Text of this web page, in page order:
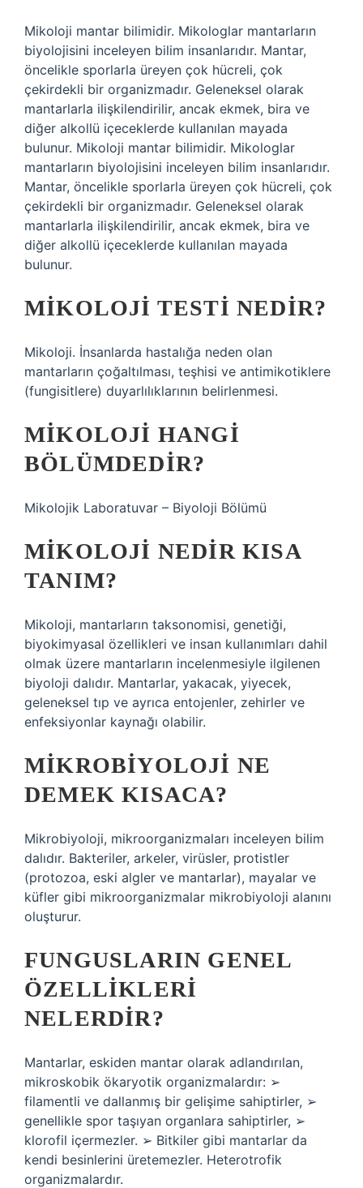
Mikoloji mantar bilimidir. Mikologlar mantarların
biyolojisini inceleyen bilim insanlarıdır. Mantar,
öncelikle sporlarla üreyen çok hücreli, çok
çekirdekli bir organizmadır. Geleneksel olarak
mantarlarla ilişkilendirilir, ancak ekmek, bira ve
diğer alkollü içeceklerde kullanılan mayada
bulunur. Mikoloji mantar bilimidir. Mikologlar
mantarların biyolojisini inceleyen bilim insanlarıdır.
Mantar, öncelikle sporlarla üreyen çok hücreli, çok
çekirdekli bir organizmadır. Geleneksel olarak
mantarlarla ilişkilendirilir, ancak ekmek, bira ve
diğer alkollü içeceklerde kullanılan mayada
bulunur.
MIKOLOJI TESTI NEDIR?
Mikoloji. İnsanlarda hastalığa neden olan
mantarların çoğaltılması, teşhisi ve antimikotiklere
(fungisitlere) duyarlılıklarının belirlenmesi.
MIKOLOJI HANGI
BÖLÜMDEDIR?
Mikolojik Laboratuvar – Biyoloji Bölümü
MIKOLOJI NEDIR KISA
TANIM?
Mikoloji, mantarların taksonomisi, genetiği,
biyokimyasal özellikleri ve insan kullanımları dahil
olmak üzere mantarların incelenmesiyle ilgilenen
biyoloji dalıdır. Mantarlar, yakacak, yiyecek,
geleneksel tıp ve ayrıca entojenler, zehirler ve
enfeksiyonlar kaynağı olabilir.
MIKROBIYOLOJI NE
DEMEK KISACA?
Mikrobiyoloji, mikroorganizmaları inceleyen bilim
dalıdır. Bakteriler, arkeler, virüsler, protistler
(protozoa, eski algler ve mantarlar), mayalar ve
küfler gibi mikroorganizmalar mikrobiyoloji alanını
oluşturur.
FUNGUSLARIN GENEL
ÖZELLIKLERI
NELERDIR?
Mantarlar, eskiden mantar olarak adlandırılan,
mikroskobik ökaryotik organizmalardır: ➢
filamentli ve dallanmış bir gelişime sahiptirler, ➢
genellikle spor taşıyan organlara sahiptirler, ➢
klorofil içermezler. ➢ Bitkiler gibi mantarlar da
kendi besinlerini üretemezler. Heterotrofik
organizmalardır.